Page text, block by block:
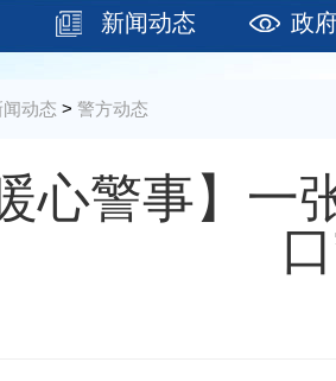
新闻动态 政
闻动态 > 警方动态
暖心警事】一